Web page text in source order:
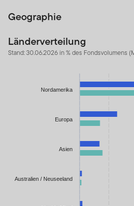
Geographie
Länderverteilung
Stand: 30.06.2026 in % des Fondsvolumens
Bar chart with 2 data series.
The chart has 1 Y axis displaying
Nordamerika
Europa
Asien
Australien / Neuseeland